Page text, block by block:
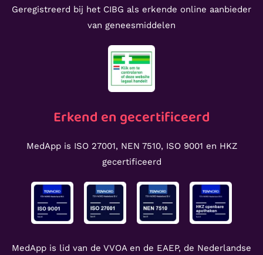
Geregistreerd bij het CIBG als erkende online aanbieder
van geneesmiddelen
Erkend en gecertificeerd
MedApp is ISO 27001, NEN 7510, ISO 9001 en HKZ
gecertificeerd
MedApp is lid van de VVOA en de EAEP, de Nederlandse